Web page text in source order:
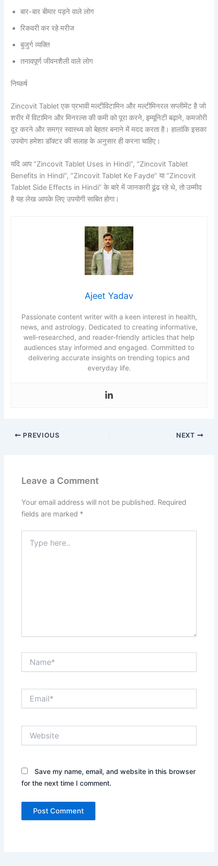
बार-बार बीमार पड़ने वाले लोग
रिकवरी कर रहे मरीज
बुजुर्ग व्यक्ति
तनावपूर्ण जीवनशैली वाले लोग
निष्कर्ष
Zincovit Tablet एक प्रभावी मल्टीविटामिन और मल्टीमिनरल सप्लीमेंट है जो
शरीर में विटामिन और मिनरल्स की कमी को पूरा करने, इम्यूनिटी बढ़ाने, कमजोरी
दूर करने और समग्र स्वास्थ्य को बेहतर बनाने में मदद करता है। हालांकि इसका
उपयोग हमेशा डॉक्टर की सलाह के अनुसार ही करना चाहिए।
यदि आप “Zincovit Tablet Uses in Hindi”, “Zincovit Tablet
Benefits in Hindi”, “Zincovit Tablet Ke Fayde” या “Zincovit
Tablet Side Effects in Hindi” के बारे में जानकारी ढूंढ रहे थे, तो उम्मीद
है यह लेख आपके लिए उपयोगी साबित होगा।
Ajeet Yadav
Passionate content writer with a keen interest in health,
news, and astrology. Dedicated to creating informative,
well-researched, and reader-friendly articles that help
audiences stay informed and engaged. Committed to
delivering accurate insights on trending topics and
everyday life.
PREVIOUS NEXT
Leave a Comment
Your email address will not be published. Required
fields are marked *
here..
Save my name, email, and website in this browser
for the next time I comment.